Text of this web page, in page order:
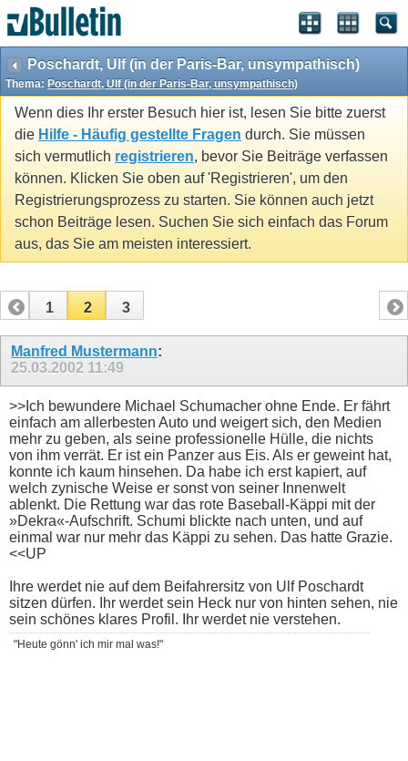
Poschardt, Ulf (in der Paris-Bar, unsympathisch)
Thema: Poschardt, Ulf (in der Paris-Bar, unsympathisch)
Wenn dies Ihr erster Besuch hier ist, lesen Sie bitte zuerst
die Hilfe - Häufig gestellte Fragen durch. Sie müssen
sich vermutlich registrieren, bevor Sie Beiträge verfassen
können. Klicken Sie oben auf 'Registrieren', um den
Registrierungsprozess zu starten. Sie können auch jetzt
schon Beiträge lesen. Suchen Sie sich einfach das Forum
aus, das Sie am meisten interessiert.
1 2 3
Manfred Mustermann:
25.03.2002 11:49
>>Ich bewundere Michael Schumacher ohne Ende. Er fährt
einfach am allerbesten Auto und weigert sich, den Medien
mehr zu geben, als seine professionelle Hülle, die nichts
von ihm verrät. Er ist ein Panzer aus Eis. Als er geweint hat,
konnte ich kaum hinsehen. Da habe ich erst kapiert, auf
welch zynische Weise er sonst von seiner Innenwelt
ablenkt. Die Rettung war das rote Baseball-Käppi mit der
»Dekra«-Aufschrift. Schumi blickte nach unten, und auf
einmal war nur mehr das Käppi zu sehen. Das hatte Grazie.
<<UP
Ihre werdet nie auf dem Beifahrersitz von Ulf Poschardt
sitzen dürfen. Ihr werdet sein Heck nur von hinten sehen, nie
sein schönes klares Profil. Ihr werdet nie verstehen.
"Heute gönn' ich mir mal was!"